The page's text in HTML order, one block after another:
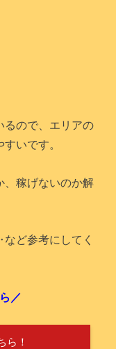
るので、エリアの
いです。
、稼げないのか解
ど参考にしてく
／
ら！